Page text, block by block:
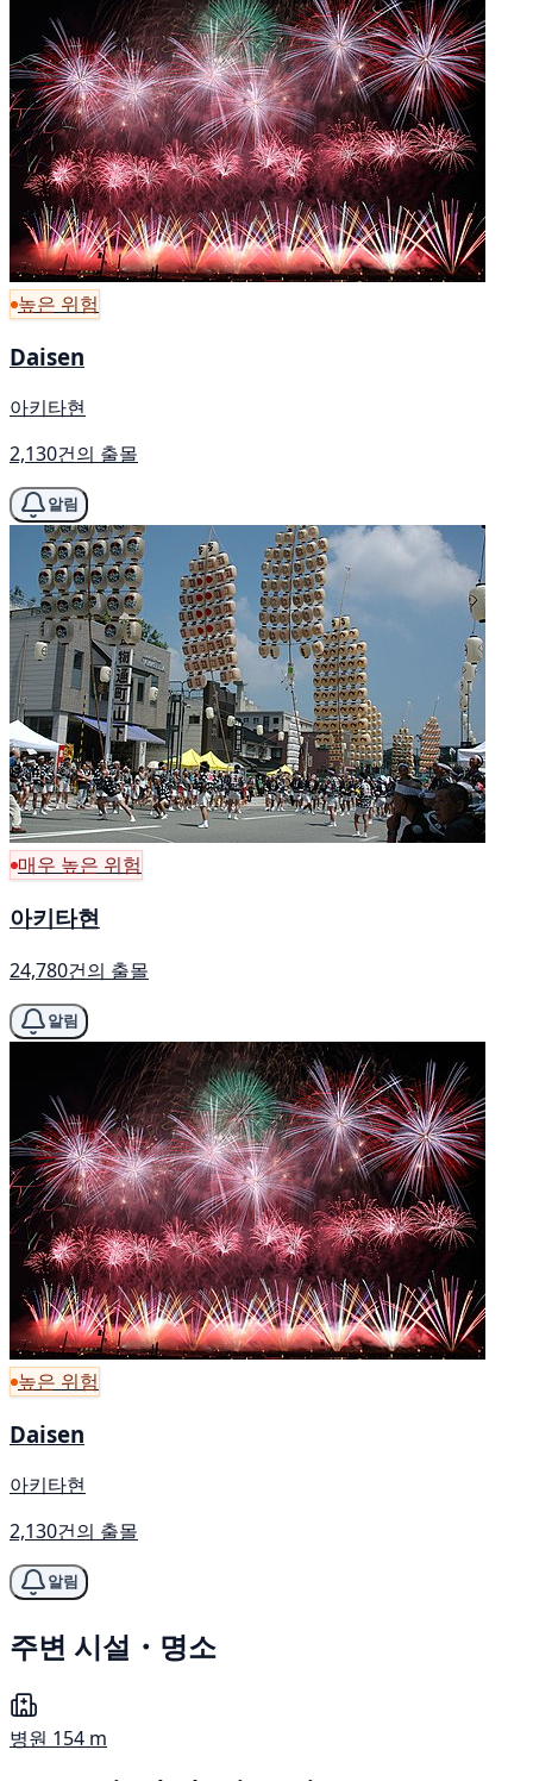
높은 위험
Daisen
아키타현
2,130건의 출몰
알림
매우 높은 위험
아키타현
24,780건의 출몰
알림
높은 위험
Daisen
아키타현
2,130건의 출몰
알림
주변 시설・명소
병원 154 m